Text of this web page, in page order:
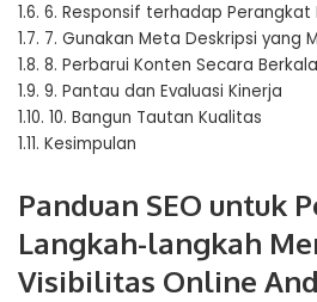
1.6. 6. Responsif terhadap Perangkat
1.7. 7. Gunakan Meta Deskripsi yang
1.8. 8. Perbarui Konten Secara Berkala
1.9. 9. Pantau dan Evaluasi Kinerja
1.10. 10. Bangun Tautan Kualitas
1.11. Kesimpulan
Panduan SEO untuk
Langkah-langkah
Visibilitas Online